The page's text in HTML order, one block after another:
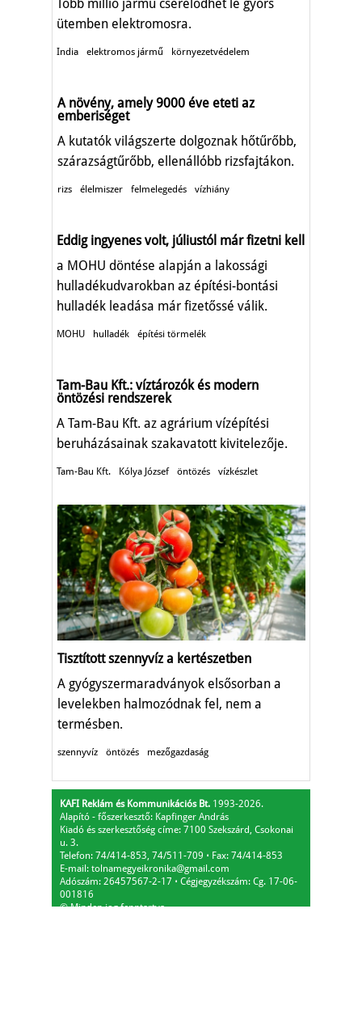
Több millió jármű cserélődhet le gyors
ütemben elektromosra.
India elektromos jármű környezetvédelem
A növény, amely 9000 éve eteti az
emberiséget
A kutatók világszerte dolgoznak hőtűrőbb,
szárazságtűrőbb, ellenállóbb rizsfajtákon.
rizs élelmiszer felmelegedés vízhiány
Eddig ingyenes volt, júliustól már fizetni kell
a MOHU döntése alapján a lakossági
hulladékudvarokban az építési-bontási
hulladék leadása már fizetőssé válik.
MOHU hulladék építési törmelék
Tam-Bau Kft.: víztározók és modern
öntözési rendszerek
A Tam-Bau Kft. az agrárium vízépítési
beruházásainak szakavatott kivitelezője.
Tam-Bau Kft. Kólya József öntözés vízkészlet
Tisztított szennyvíz a kertészetben
A gyógyszermaradványok elsősorban a
levelekben halmozódnak fel, nem a
termésben.
szennyvíz öntözés mezőgazdaság
KAFI Reklám és Kommunikációs Bt. 1993-2026.
Alapító - főszerkesztő: Kapfinger András
Kiadó és szerkesztőség címe: 7100 Szekszárd, Csokonai
u. 3.
Telefon: 74/414-853, 74/511-709 ⋅ Fax: 74/414-853
E-mail: tolnamegyeikronika@gmail.com
Adószám: 26457567-2-17 ⋅ Cégjegyzékszám: Cg. 17-06-
001816
© Minden jog fenntartva.